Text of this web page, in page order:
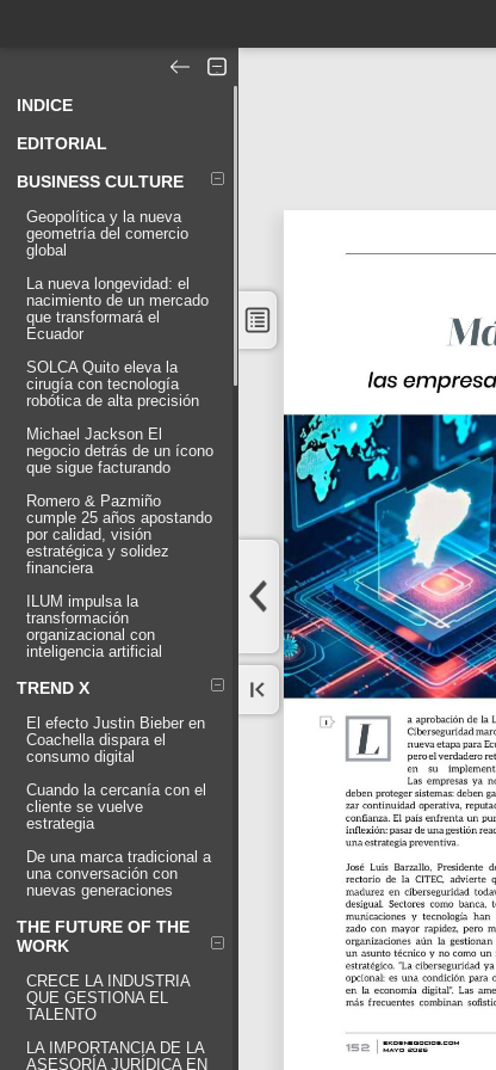
INDICE
EDITORIAL
BUSINESS CULTURE
Geopolítica y la nueva
geometría del comercio
global
La nueva longevidad: el
nacimiento de un mercado
que transformará el
Ecuador
SOLCA Quito eleva la
cirugía con tecnología
robótica de alta precisión
Michael Jackson El
negocio detrás de un ícono
que sigue facturando
Romero & Pazmiño
cumple 25 años apostando
por calidad, visión
estratégica y solidez
financiera
ILUM impulsa la
transformación
organizacional con
inteligencia artificial
TREND X
El efecto Justin Bieber en
Coachella dispara el
consumo digital
Cuando la cercanía con el
cliente se vuelve
estrategia
De una marca tradicional a
una conversación con
nuevas generaciones
THE FUTURE OF THE
WORK
CRECE LA INDUSTRIA
QUE GESTIONA EL
TALENTO
LA IMPORTANCIA DE LA
ASESORÍA JURÍDICA EN